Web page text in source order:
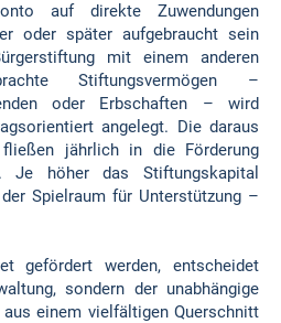
auf direkte Zuwendungen
oder später aufgebraucht sein
mit einem anderen
Stiftungsvermögen –
oder Erbschaften – wird
angelegt. Die daraus
jährlich in die Förderung
Je höher das Stiftungskapital
Spielraum für Unterstützung –
gefördert werden, entscheidet
sondern der unabhängige
einem vielfältigen Querschnitt